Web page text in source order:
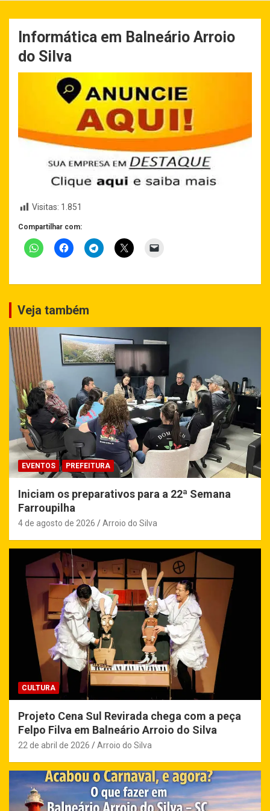
Informática em Balneário Arroio
do Silva
Visitas: 1.851
Compartilhar com:
Veja também
EVENTOS PREFEITURA
Iniciam os preparativos para a 22ª Semana
Farroupilha
4 de agosto de 2026 Arroio do Silva
CULTURA
Projeto Cena Sul Revirada chega com a peça
Felpo Filva em Balneário Arroio do Silva
22 de abril de 2026 Arroio do Silva